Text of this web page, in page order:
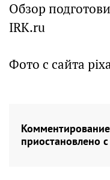
Обзор
IRK.ru
Фото с сайта
приостановлено